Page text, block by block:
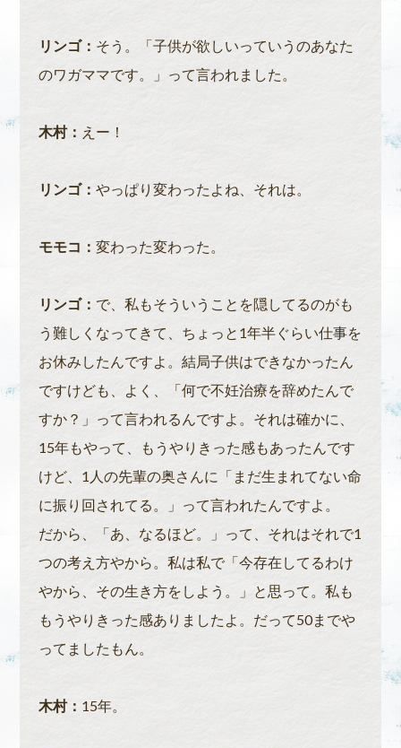
リンゴ： そう。「子供が欲しいっていうのあなた
のワガママです。」って言われました。
木村： えー！
リンゴ： やっぱり変わったよね、それは。
モモコ： 変わった変わった。
リンゴ： で、私もそういうことを隠してるのがも
う難しくなってきて、ちょっと1年半ぐらい仕事を
お休みしたんですよ。結局子供はできなかったん
ですけども、よく、「何で不妊治療を辞めたんで
すか？」って言われるんですよ。それは確かに、
15年もやって、もうやりきった感もあったんです
けど、1人の先輩の奥さんに「まだ生まれてない命
に振り回されてる。」って言われたんですよ。
だから、「あ、なるほど。」って、それはそれで1
つの考え方やから。私は私で「今存在してるわけ
やから、その生き方をしよう。」と思って。私も
もうやりきった感ありましたよ。だって50までや
ってましたもん。
木村： 15年。